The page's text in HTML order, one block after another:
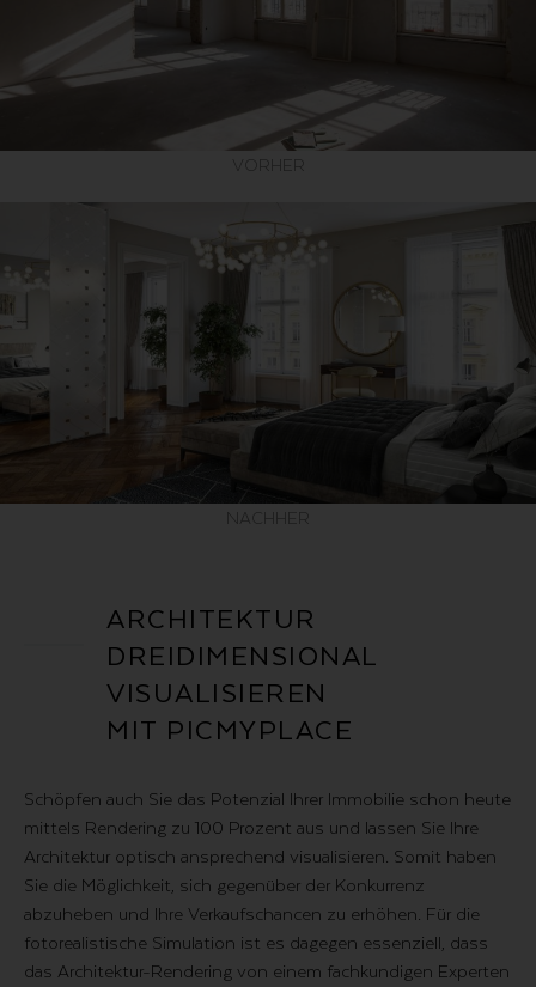
ARCHITEKTUR
DREIDIMENSIONAL
VISUALISIEREN
MIT PICMYPLACE
Schöpfen auch Sie das Potenzial Ihrer Immobilie schon heute
mittels Rendering zu 100 Prozent aus und lassen Sie Ihre
Architektur optisch ansprechend visualisieren. Somit haben
Sie die Möglichkeit, sich gegenüber der Konkurrenz
abzuheben und Ihre Verkaufschancen zu erhöhen. Für die
fotorealistische Simulation ist es dagegen essenziell, dass
das Architektur-Rendering von einem fachkundigen Experten